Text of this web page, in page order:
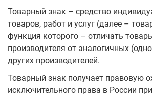
Товарный знак – средство
товаров, работ и услуг (далее –
функция которого – отличать
производителя от аналогичных
других производителей.
Товарный знак получает правовую
исключительного права в России